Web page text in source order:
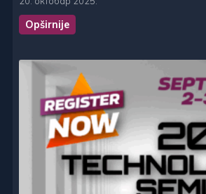
Opširnije